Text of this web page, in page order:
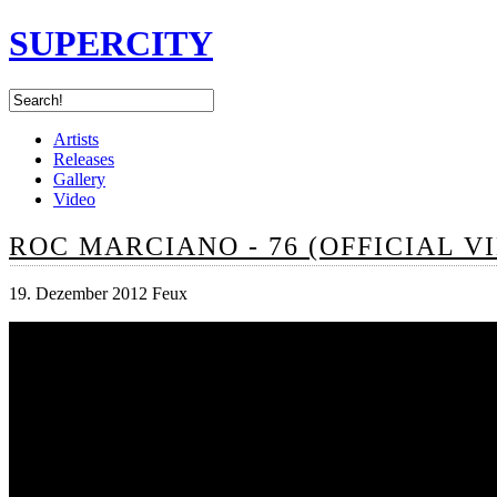
SUPERCITY
Artists
Releases
Gallery
Video
ROC MARCIANO - 76 (OFFICIAL
19. Dezember 2012 Feux